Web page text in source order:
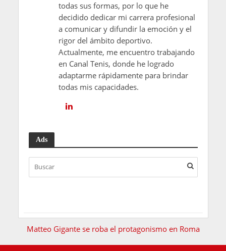
todas sus formas, por lo que he
decidido dedicar mi carrera profesional
a comunicar y difundir la emoción y el
rigor del ámbito deportivo.
Actualmente, me encuentro trabajando
en Canal Tenis, donde he logrado
adaptarme rápidamente para brindar
todas mis capacidades.
Ads
Matteo Gigante se roba el protagonismo en Roma